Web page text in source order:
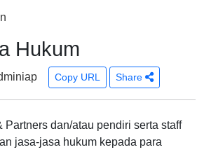
Hukum
Copy URL Share
Partners dan/atau pendiri serta staff
jasa-jasa hukum kepada para